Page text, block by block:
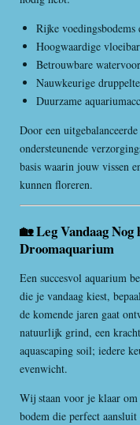
Rijke
Hoogwaardige
Betrouwbare
Nauwkeurige
Duurzame
Door een
ondersteunende
basis waarin jouw vissen
kunnen floreren.
🏡 Leg Vandaag
Droomaquarium
Een succesvol aquarium
die je vandaag kiest,
de komende jaren gaat
natuurlijk grind, een
aquascaping soil; iedere
evenwicht.
Wij staan voor je klaar om
bodem die perfect